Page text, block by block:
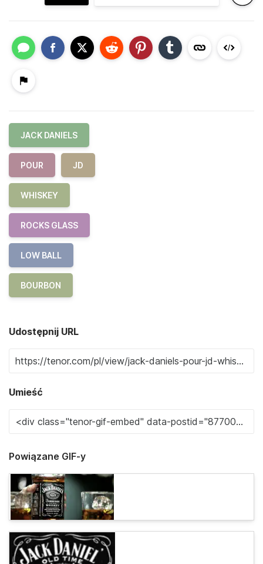
JACK DANIELS
POUR JD
WHISKEY
ROCKS GLASS
LOW BALL
BOURBON
Udostępnij URL
Umieść
Powiązane GIF-y